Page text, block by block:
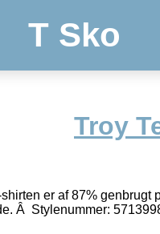
T Sko
Troy
er af 87% genbrugt
Â Stylenummer: